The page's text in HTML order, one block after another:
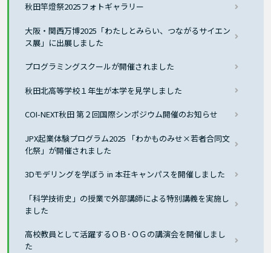
秋田竿燈祭2025フォトギャラリー
大阪・関西万博2025「わたしとみらい、つながるサイエン
ス展」に出展しました
プログラミングスクールが開催されました
秋田北高等学校１年生が本学を見学しました
COI-NEXT秋田 第２回国際シンポジウム開催のお知らせ
JPX起業体験プログラム2025 「わかものみせ×若者合同文
化祭」が開催されました
3Dモデリングを学ぼう in 本荘キャンパスを開催しました
「科学技術史」の授業で外部講師による特別講義を実施し
ました
高校教員として活躍するＯＢ･ＯＧの講演会を開催しまし
た